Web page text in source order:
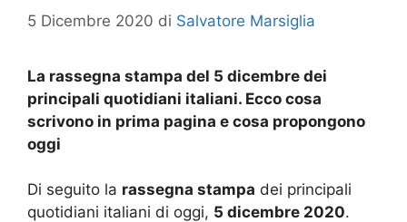
5 Dicembre 2020 di Salvatore Marsiglia
La rassegna stampa del 5 dicembre dei
principali quotidiani italiani. Ecco cosa
scrivono in prima pagina e cosa propongono
oggi
Di seguito la rassegna stampa dei principali
quotidiani italiani di oggi, 5 dicembre 2020.